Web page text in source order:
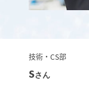
技術・CS部
Sさん